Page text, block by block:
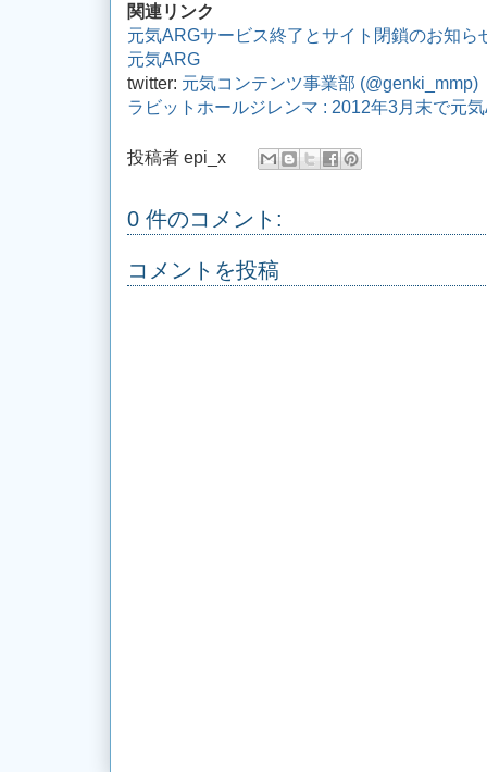
関連リンク
元気ARGサービス終了とサイト閉鎖のお知ら
元気ARG
twitter: 元気コンテンツ事業部 (@genki_mmp)
ラビットホールジレンマ : 2012年3月末で元
投稿者 epi_x
0 件のコメント:
コメントを投稿